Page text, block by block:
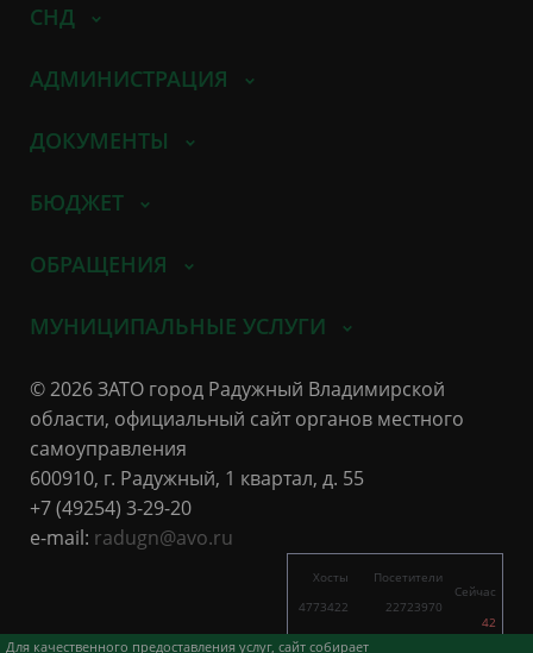
Для качественного предоставления услуг, сайт собирает
СНД
АДМИНИСТРАЦИЯ
ДОКУМЕНТЫ
БЮДЖЕТ
ОБРАЩЕНИЯ
МУНИЦИПАЛЬНЫЕ УСЛУГИ
© 2026 ЗАТО город Радужный Владимирской
области, официальный сайт органов местного
самоуправления
600910, г. Радужный, 1 квартал, д. 55
+7 (49254) 3-29-20
e-mail: radugn@avo.ru
Хосты
4773422
5697
Посетители
22723970
19549
Сейчас
42